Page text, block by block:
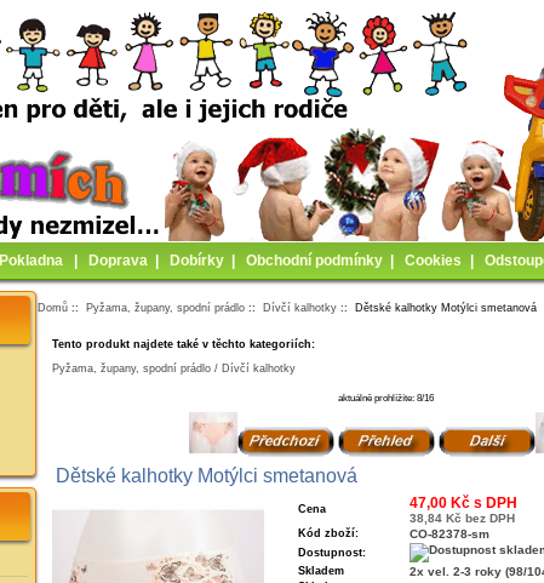
Pokladna Doprava Dobírky Obchodní podmínky Cookies
Domů :: Pyžama, župany, spodní prádlo :: Dívčí kalhotky :: Dětské kalhotky Motýlci smetanová
Tento produkt najdete také v těchto kategoriích:
Pyžama, župany, spodní prádlo / Dívčí kalhotky
aktuálně prohlížíte: 8/16
Dětské kalhotky Motýlci smetanová
Cena 47,00 Kč s DPH
38,84 Kč bez DPH
Kód zboží: CO-82378-sm
Dostupnost:
Skladem
2x vel. 2-3 roky (98/